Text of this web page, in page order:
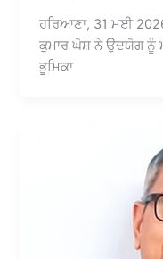
ਹਰਿਆਣਾ, 31 ਮਈ
ਕੁਮਾਰ ਘੋਸ਼ ਨੇ ਉਦਯੋਗ ਨੂੰ
ਭੂਮਿਕਾ